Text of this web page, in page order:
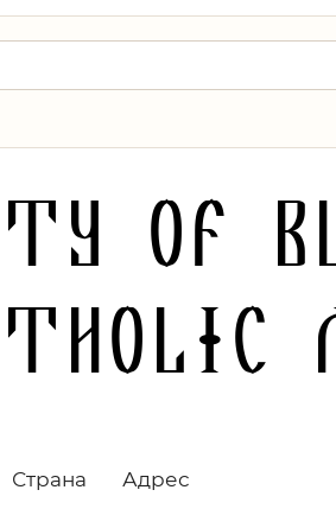
of
Страна Адрес